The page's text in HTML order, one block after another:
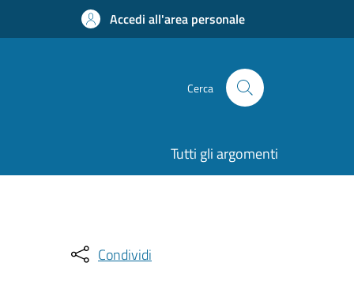
Accedi all'area personale
Cerca
Tutti gli argomenti
Condividi